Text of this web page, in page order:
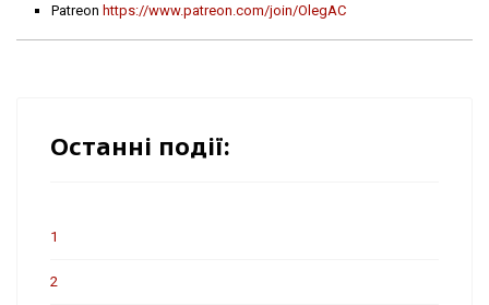
Patreon https://www.patreon.com/join/OlegAC
Останні події:
1
2